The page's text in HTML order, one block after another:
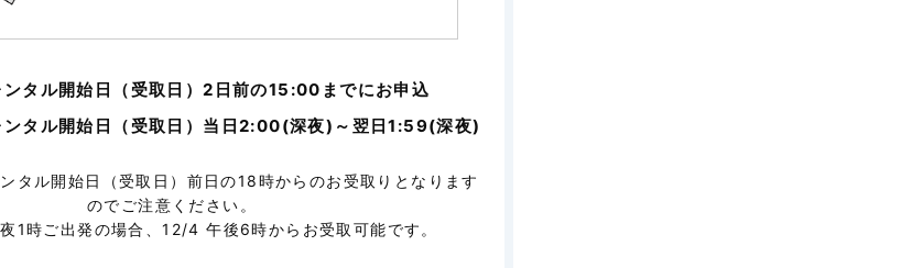
ンタル開始日（受取日）2日前の15:00までにお申込
ンタル開始日（受取日）当日2:00(深夜)～翌日1:59(深夜)
タル開始日（受取日）前日の18時からのお受取りとなります
のでご注意ください。
1時ご出発の場合、12/4 午後6時からお受取可能です。